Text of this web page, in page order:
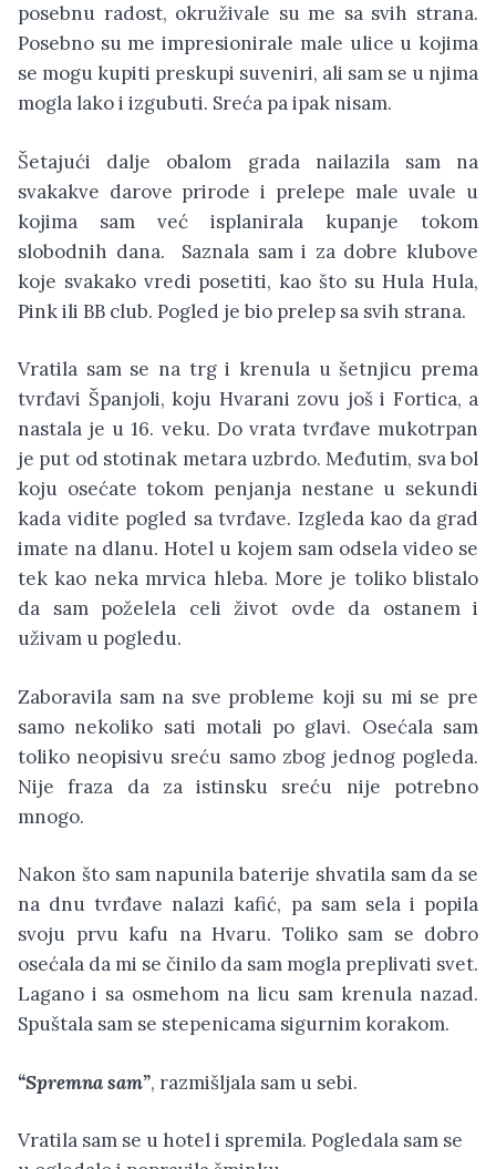
posebnu radost, okruživale su me sa svih strana.
Posebno su me impresionirale male ulice u kojima
se mogu kupiti preskupi suveniri, ali sam se u njima
mogla lako i izgubuti. Sreća pa ipak nisam.
Šetajući dalje obalom grada nailazila sam na
svakakve darove prirode i prelepe male uvale u
kojima sam već isplanirala kupanje tokom
slobodnih dana. Saznala sam i za dobre klubove
koje svakako vredi posetiti, kao što su Hula Hula,
Pink ili BB club. Pogled je bio prelep sa svih strana.
Vratila sam se na trg i krenula u šetnjicu prema
tvrđavi Španjoli, koju Hvarani zovu još i Fortica, a
nastala je u 16. veku. Do vrata tvrđave mukotrpan
je put od stotinak metara uzbrdo. Međutim, sva bol
koju osećate tokom penjanja nestane u sekundi
kada vidite pogled sa tvrđave. Izgleda kao da grad
imate na dlanu. Hotel u kojem sam odsela video se
tek kao neka mrvica hleba. More je toliko blistalo
da sam poželela celi život ovde da ostanem i
uživam u pogledu.
Zaboravila sam na sve probleme koji su mi se pre
samo nekoliko sati motali po glavi. Osećala sam
toliko neopisivu sreću samo zbog jednog pogleda.
Nije fraza da za istinsku sreću nije potrebno
mnogo.
Nakon što sam napunila baterije shvatila sam da se
na dnu tvrđave nalazi kafić, pa sam sela i popila
svoju prvu kafu na Hvaru. Toliko sam se dobro
osećala da mi se činilo da sam mogla preplivati svet.
Lagano i sa osmehom na licu sam krenula nazad.
Spuštala sam se stepenicama sigurnim korakom.
“Spremna sam”, razmišljala sam u sebi.
Vratila sam se u hotel i spremila. Pogledala sam se